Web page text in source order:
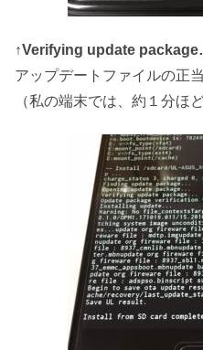
↑Verifying update
アップデートファイルの正
（私の端末では、約１分ほど